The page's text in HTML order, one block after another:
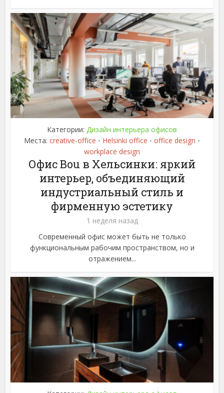
Категории: Дизайн интерьера офисов
Места: creative-office • Helsinki office • office design •
workplace design
Офис Bou в Хельсинки: яркий
интерьер, объединяющий
индустриальный стиль и
фирменную эстетику
1 неделя назад
Современный офис может быть не только
функциональным рабочим пространством, но и
отражением...